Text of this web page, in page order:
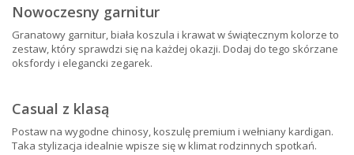
Nowoczesny garnitur
Granatowy garnitur, biała koszula i krawat w świątecznym kolorze to
zestaw, który sprawdzi się na każdej okazji. Dodaj do tego skórzane
oksfordy i elegancki zegarek.
Casual z klasą
Postaw na wygodne chinosy, koszulę premium i wełniany kardigan.
Taka stylizacja idealnie wpisze się w klimat rodzinnych spotkań.